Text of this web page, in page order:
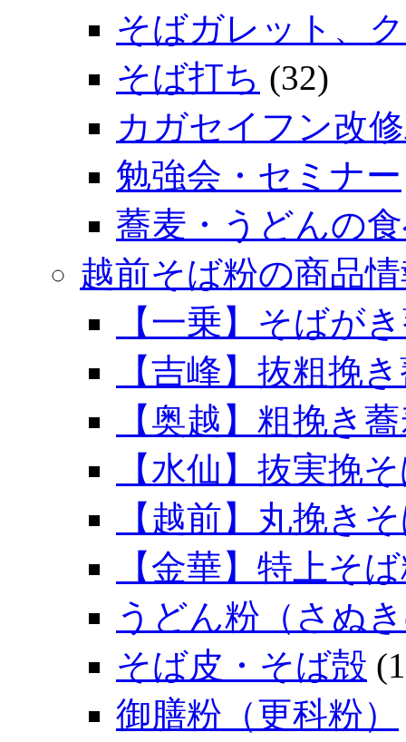
そばガレット、
そば打ち (32)
カガセイフン改
勉強会・セミナー
蕎麦・うどんの
越前そば粉の商品
【一乗】そばが
【吉峰】抜粗挽
【奥越】粗挽き
【水仙】抜実挽
【越前】丸挽き
【金華】特上そ
うどん粉（さぬ
そば皮・そば殻
御膳粉（更科粉）